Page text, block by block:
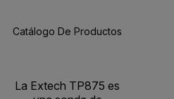
Catálogo De Productos
La Extech TP875 es